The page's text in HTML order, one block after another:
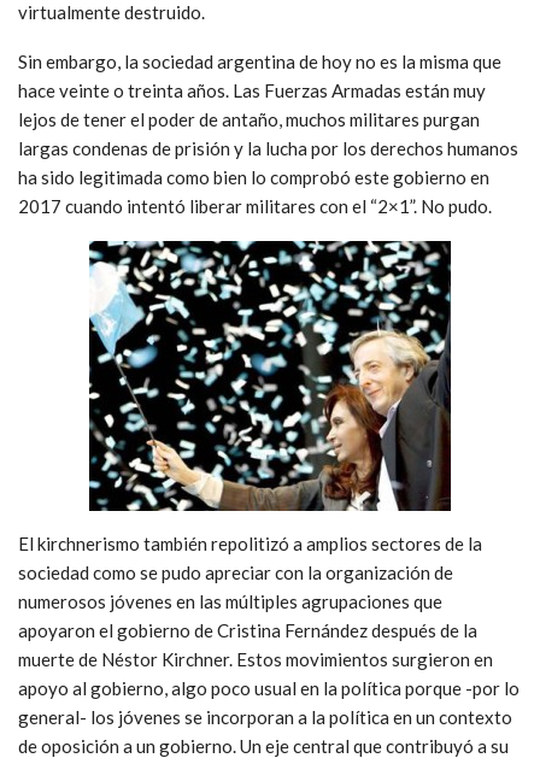
virtualmente destruido.
Sin embargo, la sociedad argentina de hoy no es la misma que
hace veinte o treinta años. Las Fuerzas Armadas están muy
lejos de tener el poder de antaño, muchos militares purgan
largas condenas de prisión y la lucha por los derechos humanos
ha sido legitimada como bien lo comprobó este gobierno en
2017 cuando intentó liberar militares con el “2×1”. No pudo.
El kirchnerismo también repolitizó a amplios sectores de la
sociedad como se pudo apreciar con la organización de
numerosos jóvenes en las múltiples agrupaciones que
apoyaron el gobierno de Cristina Fernández después de la
muerte de Néstor Kirchner. Estos movimientos surgieron en
apoyo al gobierno, algo poco usual en la política porque -por lo
general- los jóvenes se incorporan a la política en un contexto
de oposición a un gobierno. Un eje central que contribuyó a su